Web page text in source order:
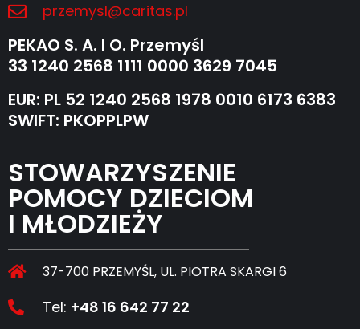
przemysl@caritas.pl
PEKAO S. A. I O. Przemyśl
33 1240 2568 1111 0000 3629 7045
EUR: PL 52 1240 2568 1978 0010 6173 6383
SWIFT: PKOPPLPW
STOWARZYSZENIE
POMOCY DZIECIOM
I MŁODZIEŻY
37-700 PRZEMYŚL, UL. PIOTRA SKARGI 6
Tel: +48 16 642 77 22